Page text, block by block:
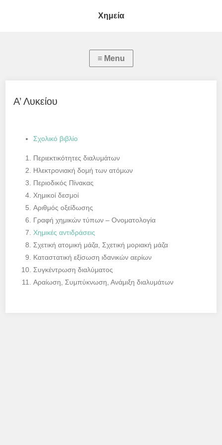
Χημεία
Α’ Λυκείου
Σχολικό βιβλίο
Περιεκτικότητες διαλυμάτων
Ηλεκτρονιακή δομή των ατόμων
Περιοδικός Πίνακας
Χημικοί δεσμοί
Αριθμός οξείδωσης
Γραφή χημικών τύπων – Ονοματολογία
Χημικές αντιδράσεις
Σχετική ατομική μάζα, Σχετική μοριακή μάζα
Καταστατική εξίσωση ιδανικών αερίων
Συγκέντρωση διαλύματος
Αραίωση, Συμπύκνωση, Ανάμιξη διαλυμάτων